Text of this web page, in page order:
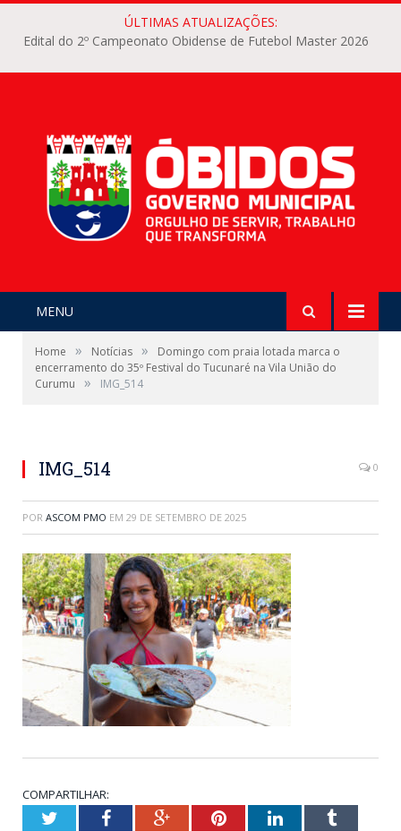
ÚLTIMAS ATUALIZAÇÕES:
Edital do 2º Campeonato Obidense de Futebol Master 2026
MENU
Home » Notícias »
Domingo com praia lotada marca o
encerramento do 35º Festival do Tucunaré na Vila União do
Curumu
» IMG_514
IMG_514 0
POR ASCOM PMO EM 29 DE SETEMBRO DE 2025
COMPARTILHAR:
TwitterFacebookGoogle+PinterestLinkedInTumblr